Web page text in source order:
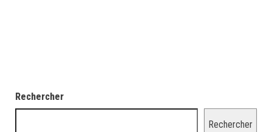
Rechercher
Rechercher